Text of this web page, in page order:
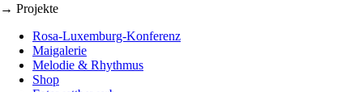
→ Projekte
Rosa-Luxemburg-Konferenz
Maigalerie
Melodie & Rhythmus
Shop